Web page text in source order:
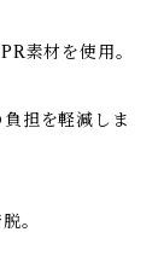
素材を使用。
担を軽減しま
。